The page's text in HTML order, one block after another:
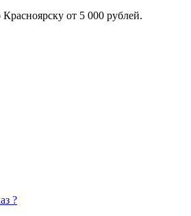
Красноярску от 5 000 рублей.
?